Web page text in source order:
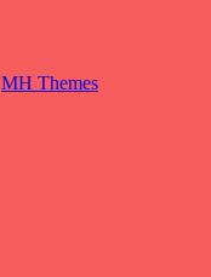
MH Themes